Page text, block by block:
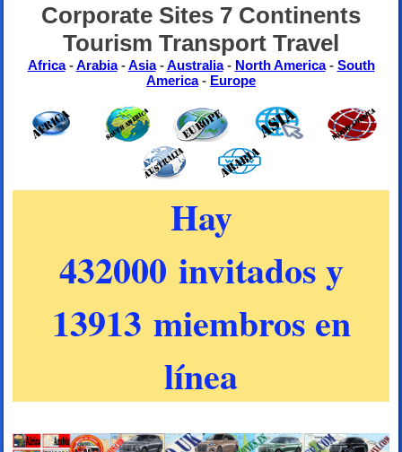
Corporate Sites 7 Continents
Tourism Transport Travel
Africa-Arabia-Asia-Australia- North America- South
America- Europe
Hay
432000 invitados y
13913 miembros en
línea